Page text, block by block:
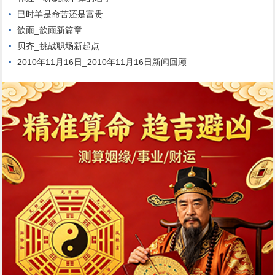
巳时羊是命苦还是富贵
歆雨_歆雨新篇章
贝齐_挑战职场新起点
2010年11月16日_2010年11月16日新闻回顾